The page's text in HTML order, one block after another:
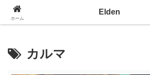
光の園エルデン - 地球を愛の星へ
カルマ
ホーム
Elden